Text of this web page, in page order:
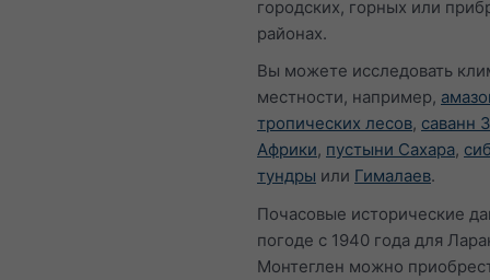
городских, горных или
районах.
Вы можете исследовать
местности, например,
тропических лесов, саванн
Африки, пустыни Сахара,
тундры или Гималаев.
Почасовые исторические
погоде с 1940 года для
Монтеглен можно